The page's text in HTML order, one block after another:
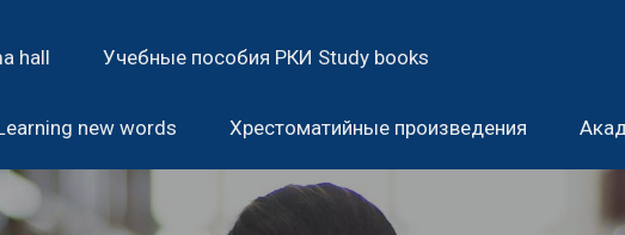
hall Учебные пособия РКИ Study books
new words Хрестоматийные произведения